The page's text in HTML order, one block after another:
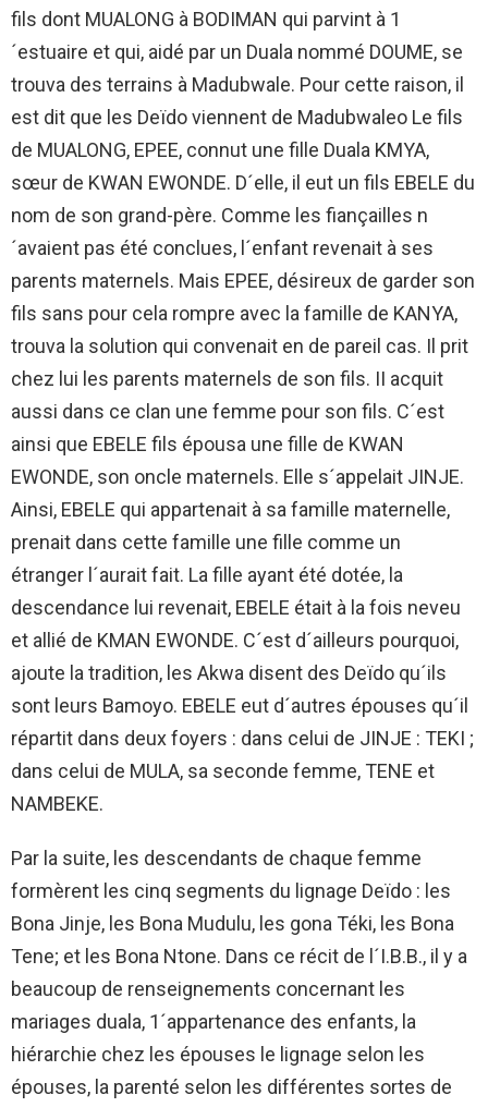
fils dont MUALONG à BODIMAN qui parvint à 1
´estuaire et qui, aidé par un Duala nommé DOUME, se
trouva des terrains à Madubwale. Pour cette raison, il
est dit que les Deïdo viennent de Madubwaleo Le fils
de MUALONG, EPEE, connut une fille Duala KMYA,
sœur de KWAN EWONDE. D´elle, il eut un fils EBELE du
nom de son grand-père. Comme les fiançailles n
´avaient pas été conclues, l´enfant revenait à ses
parents maternels. Mais EPEE, désireux de garder son
fils sans pour cela rompre avec la famille de KANYA,
trouva la solution qui convenait en de pareil cas. Il prit
chez lui les parents maternels de son fils. II acquit
aussi dans ce clan une femme pour son fils. C´est
ainsi que EBELE fils épousa une fille de KWAN
EWONDE, son oncle maternels. Elle s´appelait JINJE.
Ainsi, EBELE qui appartenait à sa famille maternelle,
prenait dans cette famille une fille comme un
étranger l´aurait fait. La fille ayant été dotée, la
descendance lui revenait, EBELE était à la fois neveu
et allié de KMAN EWONDE. C´est d´ailleurs pourquoi,
ajoute la tradition, les Akwa disent des Deïdo qu´ils
sont leurs Bamoyo. EBELE eut d´autres épouses qu´il
répartit dans deux foyers : dans celui de JINJE : TEKI ;
dans celui de MULA, sa seconde femme, TENE et
NAMBEKE.
Par la suite, les descendants de chaque femme
formèrent les cinq segments du lignage Deïdo : les
Bona Jinje, les Bona Mudulu, les gona Téki, les Bona
Tene; et les Bona Ntone. Dans ce récit de l´I.B.B., il y a
beaucoup de renseignements concernant les
mariages duala, 1´appartenance des enfants, la
hiérarchie chez les épouses le lignage selon les
épouses, la parenté selon les différentes sortes de